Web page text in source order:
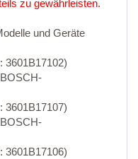
zu gewährleisten.
und Geräte
3601B17102)
3601B17107)
3601B17106)